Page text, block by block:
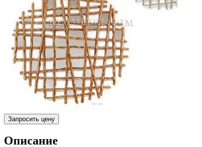
Запросить цену
Описание